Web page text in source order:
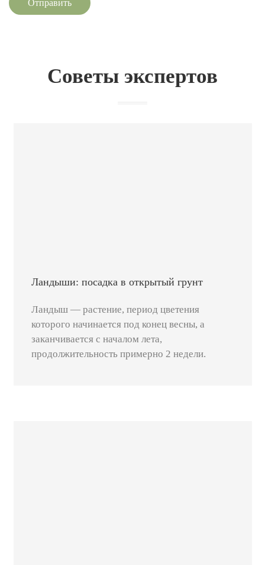
Отправить
Советы экспертов
Ландыши: посадка в открытый грунт
Ландыш — растение, период цветения
которого начинается под конец весны, а
заканчивается с началом лета,
продолжительность примерно 2 недели.